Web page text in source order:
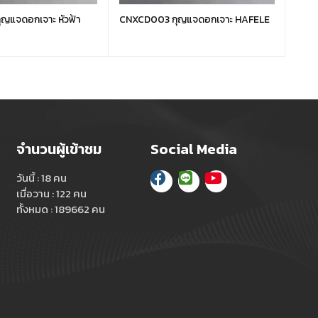
แจดอกเจาะ หัวฟ้า CNXCD003 กุญแจดอกเจาะ HAFELE
จำนวนผู้เข้าชม
วันนี้ : 18 คน
เมื่อวาน : 122 คน
ทั้งหมด : 189662 คน
Social Media